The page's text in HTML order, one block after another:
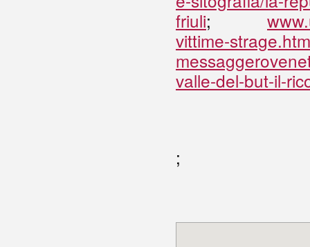
friuli;
vittime-
valle-del-but-il-
;